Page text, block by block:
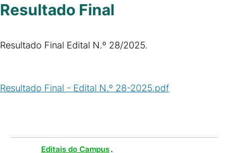
Resultado Final
Resultado Final Edital N.º 28/2025.
Resultado Final - Edital N.º 28-2025.pdf
Editais do Campus.